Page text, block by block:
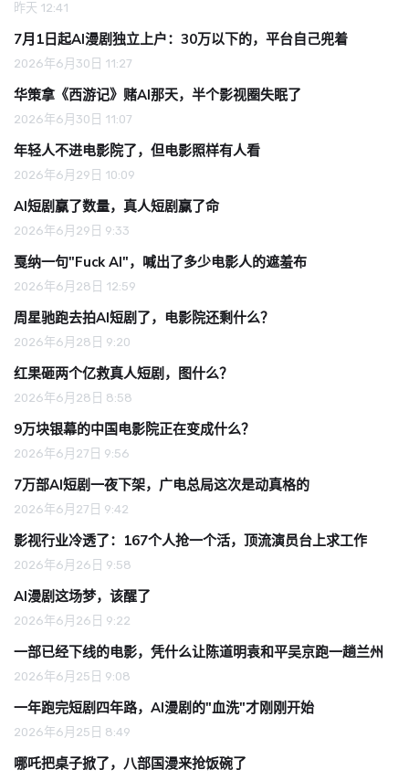
昨天 12:41
7月1日起AI漫剧独立上户：30万以下的，平台自己兜着
2026年6月30日 11:27
华策拿《西游记》赌AI那天，半个影视圈失眠了
2026年6月30日 11:07
年轻人不进电影院了，但电影照样有人看
2026年6月29日 10:09
AI短剧赢了数量，真人短剧赢了命
2026年6月29日 9:33
戛纳一句"Fuck AI"，喊出了多少电影人的遮羞布
2026年6月28日 12:59
周星驰跑去拍AI短剧了，电影院还剩什么？
2026年6月28日 9:20
红果砸两个亿救真人短剧，图什么？
2026年6月28日 8:58
9万块银幕的中国电影院正在变成什么？
2026年6月27日 9:56
7万部AI短剧一夜下架，广电总局这次是动真格的
2026年6月27日 9:42
影视行业冷透了：167个人抢一个活，顶流演员台上求工作
2026年6月26日 9:58
AI漫剧这场梦，该醒了
2026年6月26日 9:22
一部已经下线的电影，凭什么让陈道明袁和平吴京跑一趟兰州
2026年6月25日 9:08
一年跑完短剧四年路，AI漫剧的"血洗"才刚刚开始
2026年6月25日 8:49
哪吒把桌子掀了，八部国漫来抢饭碗了